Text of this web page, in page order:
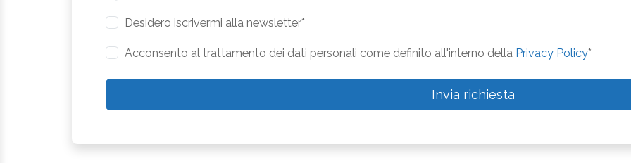
Desidero iscrivermi alla newsletter*
Acconsento al trattamento dei dati personali come definito all'interno della Privacy Policy*
Invia richiesta